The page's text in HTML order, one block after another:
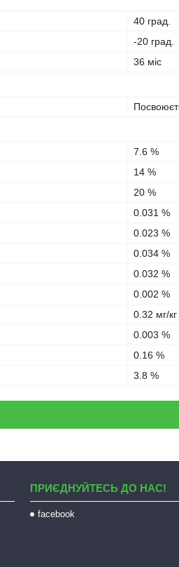
40 град.
-20 град.
36 міс
7.6 %
14 %
20 %
0.031 %
0.023 %
0.034 %
0.032 %
0.002 %
0.32 мг/кг
0.003 %
0.16 %
3.8 %
ПРИЄДНУЙТЕСЬ ДО НАС!
facebook